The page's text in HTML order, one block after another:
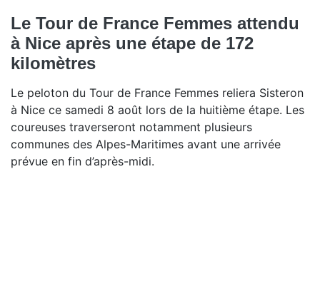
Le Tour de France Femmes attendu
à Nice après une étape de 172
kilomètres
Le peloton du Tour de France Femmes reliera Sisteron
à Nice ce samedi 8 août lors de la huitième étape. Les
coureuses traverseront notamment plusieurs
communes des Alpes-Maritimes avant une arrivée
prévue en fin d’après-midi.